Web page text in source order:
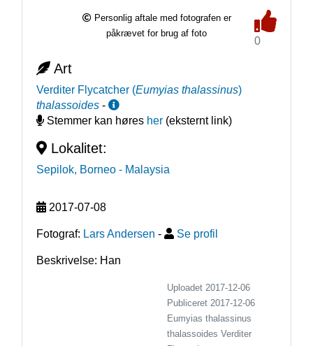
Personlig aftale med fotografen er
påkrævet for brug af foto
0
Art
Verditer Flycatcher (Eumyias thalassinus)
thalassoides -
Stemmer kan høres her(eksternt link)
Lokalitet:
Sepilok, Borneo - Malaysia
2017-07-08
Fotograf: Lars Andersen - Se profil
Beskrivelse: Han
Uploadet 2017-12-06
Publiceret 2017-12-06
Eumyias thalassinus
thalassoides Verditer